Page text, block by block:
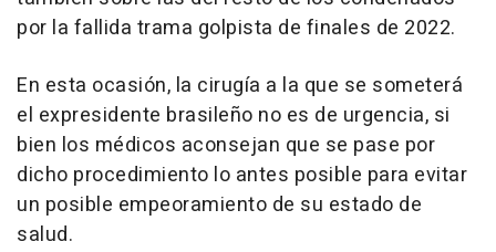
por la fallida trama golpista de finales de 2022.
En esta ocasión, la cirugía a la que se someterá
el expresidente brasileño no es de urgencia, si
bien los médicos aconsejan que se pase por
dicho procedimiento lo antes posible para evitar
un posible empeoramiento de su estado de
salud.